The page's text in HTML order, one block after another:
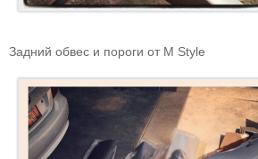
Задний обвес и пороги от M Style